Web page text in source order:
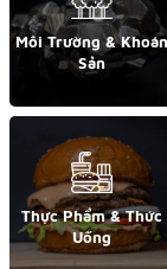
Môi Trường & Khoán
Sản
Thực Phẩm & Thức
Uống